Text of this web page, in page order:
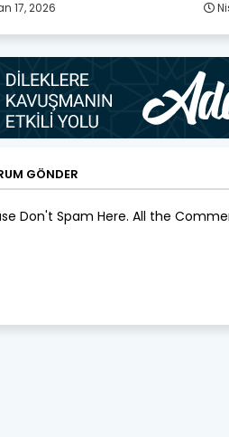
17, 2026
GÖNDER
Don't Spam Here. All the